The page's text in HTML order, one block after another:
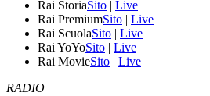
Rai StoriaSito | Live
Rai PremiumSito | Live
Rai ScuolaSito | Live
Rai YoYoSito | Live
Rai MovieSito | Live
RADIO